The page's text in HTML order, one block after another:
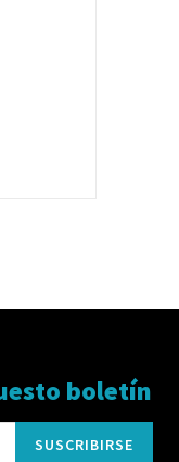
boletín
SUSCRIBIRSE